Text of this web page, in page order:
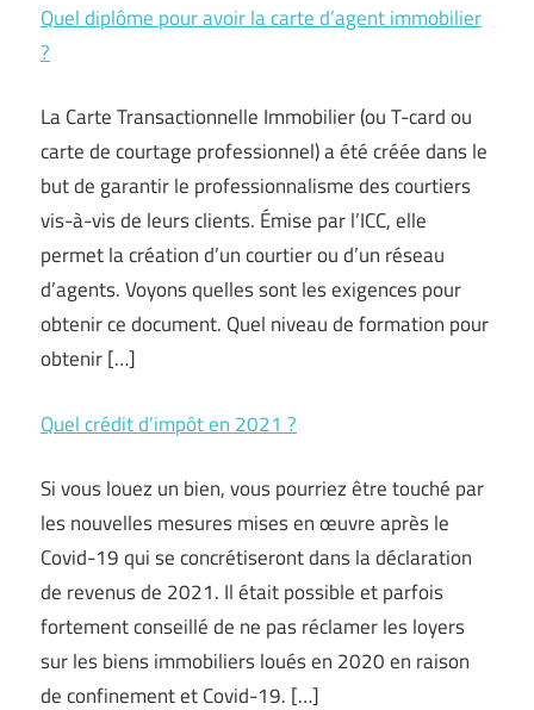
Quel diplôme pour avoir la carte d’agent immobilier
?
La Carte Transactionnelle Immobilier (ou T-card ou
carte de courtage professionnel) a été créée dans le
but de garantir le professionnalisme des courtiers
vis-à-vis de leurs clients. Émise par l’ICC, elle
permet la création d’un courtier ou d’un réseau
d’agents. Voyons quelles sont les exigences pour
obtenir ce document. Quel niveau de formation pour
obtenir […]
Quel crédit d’impôt en 2021 ?
Si vous louez un bien, vous pourriez être touché par
les nouvelles mesures mises en œuvre après le
Covid-19 qui se concrétiseront dans la déclaration
de revenus de 2021. Il était possible et parfois
fortement conseillé de ne pas réclamer les loyers
sur les biens immobiliers loués en 2020 en raison
de confinement et Covid-19. […]